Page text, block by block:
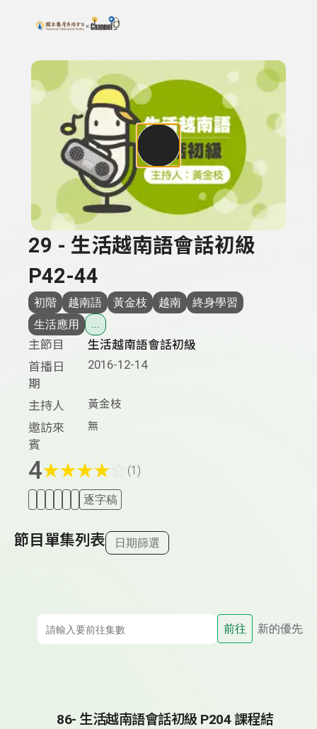
上方功能區塊
搜尋關鍵字：可輸入節目名稱、主持人或關鍵字
29 - 生活越南語會話初級
P42-44
初階 越南語 黃金枝 越南
終身學習
生活應用
...
主節目
生活越南語會話初級
首播日
期
2016-12-14
主持人 黃金枝
邀訪來
賓
無
4★★★★ (1)
逐字稿
節目單集列表 日期篩選
前往 新的優先
86- 生活越南語會話初級 P204 課程結